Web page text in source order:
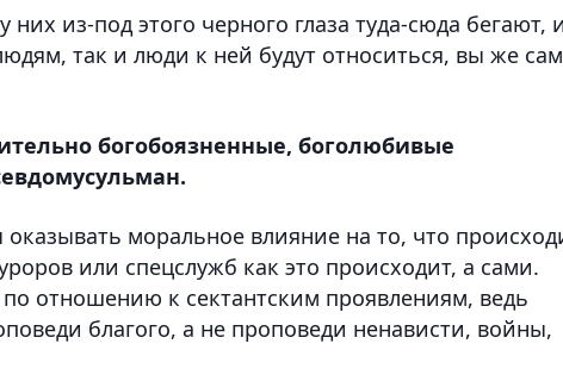
из-под этого черного глаза туда-сюда бегают,
так и люди к ней будут относиться, вы же
богобоязненные, боголюбивые
моральное влияние на то, что
или спецслужб как это происходит, а сами.
отношению к сектантским проявлениям, ведь
благого, а не проповеди ненависти, войны,